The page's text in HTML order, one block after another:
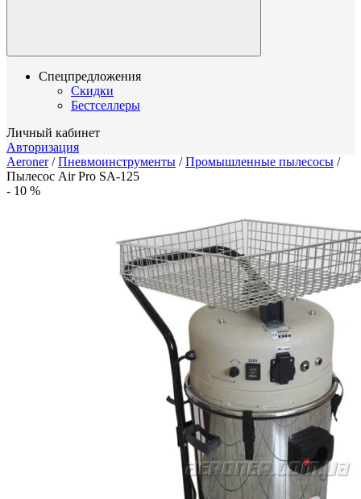
Спецпредложения
Скидки
Бестселлеры
Личный кабинет
Авторизация
Aeroner/Пневмоинструменты /Промышленные пылесосы /
Пылесос Air Pro SA-125
- 10 %